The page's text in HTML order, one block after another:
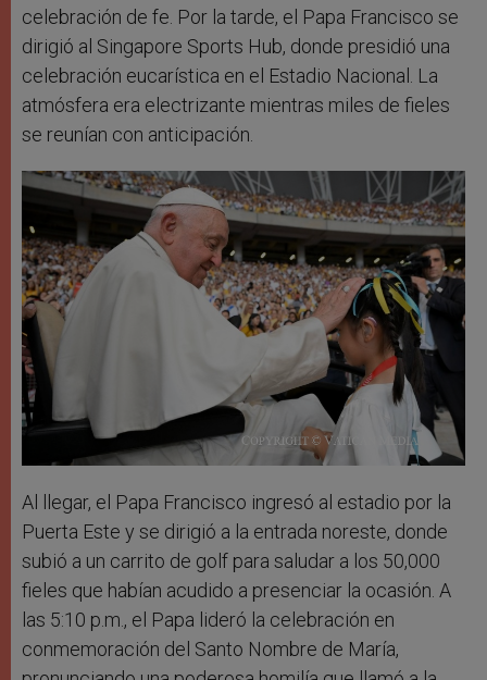
celebración de fe. Por la tarde, el Papa Francisco se
dirigió al Singapore Sports Hub, donde presidió una
celebración eucarística en el Estadio Nacional. La
atmósfera era electrizante mientras miles de fieles
se reunían con anticipación.
Al llegar, el Papa Francisco ingresó al estadio por la
Puerta Este y se dirigió a la entrada noreste, donde
subió a un carrito de golf para saludar a los 50,000
fieles que habían acudido a presenciar la ocasión. A
las 5:10 p.m., el Papa lideró la celebración en
conmemoración del Santo Nombre de María,